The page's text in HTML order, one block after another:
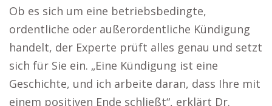
Ob es sich um eine betriebsbedingte,
ordentliche oder außerordentliche Kündigung
handelt, der Experte prüft alles genau und setzt
sich für Sie ein. „Eine Kündigung ist eine
Geschichte, und ich arbeite daran, dass Ihre mit
einem positiven Ende schließt“, erklärt Dr.